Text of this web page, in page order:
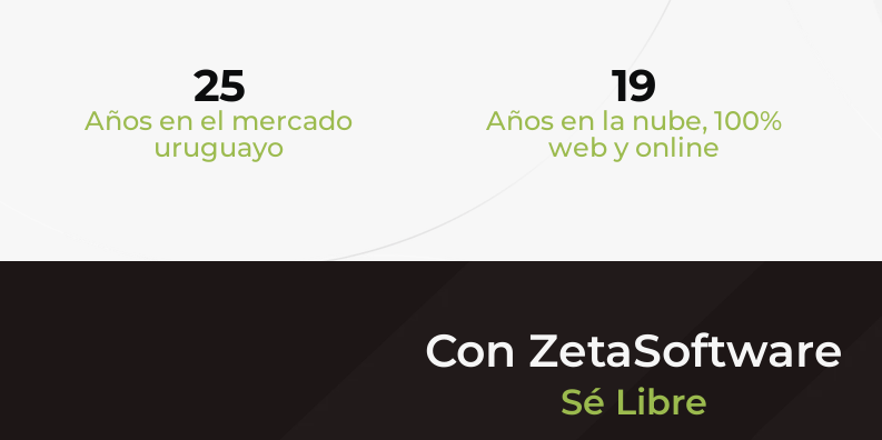
25
Años en el mercado
uruguayo
19
Años en la nube, 100%
web y online
Con ZetaSoftware
Sé Libre